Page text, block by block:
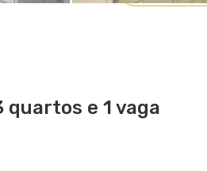
quartos e 1 vaga